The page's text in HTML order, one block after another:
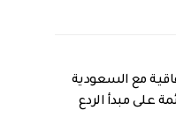
مع السعودية
على مبدأ الردع